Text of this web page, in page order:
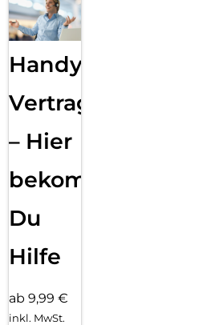
Handy
Vertragsabwicklung
– Hier
bekommst
Du
Hilfe
ab 9,99 €
inkl. MwSt.